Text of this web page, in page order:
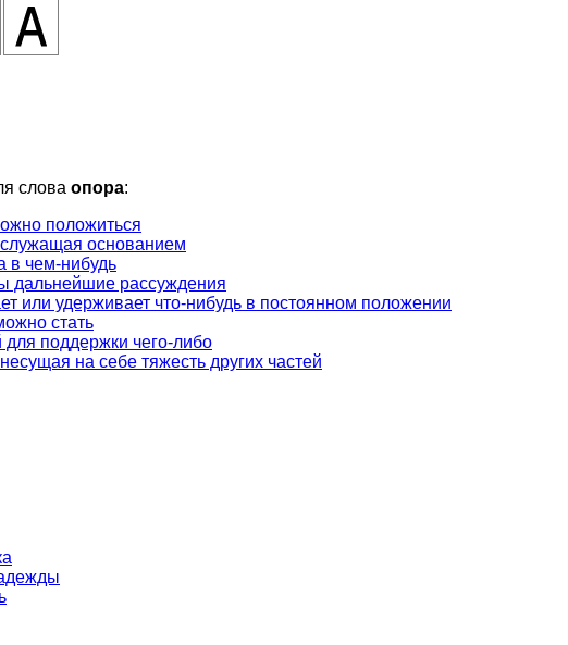
слова опора:
положиться
основанием
в чем-нибудь
дальнейшие рассуждения
или удерживает что-нибудь в постоянном положении
стать
поддержки чего-либо
на себе тяжесть других частей